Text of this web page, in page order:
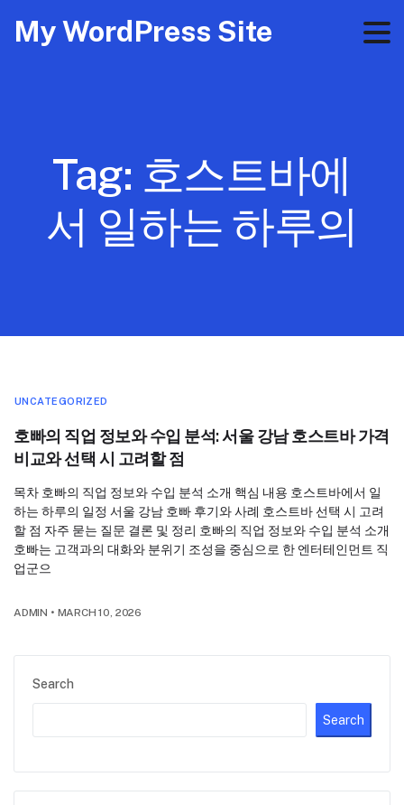
My WordPress Site
Tag: 호스트바에
서 일하는 하루의
Search
Search
UNCATEGORIZED
호빠의 직업 정보와 수입 분석: 서울 강남 호스트바 가격
비교와 선택 시 고려할 점
목차 호빠의 직업 정보와 수입 분석 소개 핵심 내용 호스트바에서 일
하는 하루의 일정 서울 강남 호빠 후기와 사례 호스트바 선택 시 고려
할 점 자주 묻는 질문 결론 및 정리 호빠의 직업 정보와 수입 분석 소개
호빠는 고객과의 대화와 분위기 조성을 중심으로 한 엔터테인먼트 직
업군으
ADMIN • MARCH 10, 2026